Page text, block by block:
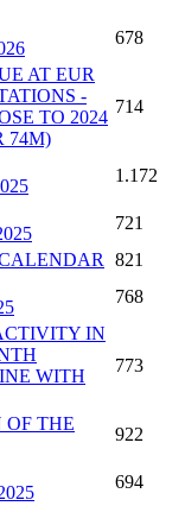
678
AT EUR
-
TO 2024
74M)
714
1.172
721
821
768
IN
WITH
773
THE
922
694